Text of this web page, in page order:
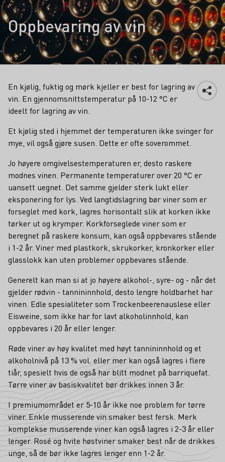
Oppbevaring av vin
En kjølig, fuktig og mørk kjeller er best for lagring av
vin. En gjennomsnittstemperatur på 10-12 °C er
ideelt for lagring av vin.
Et kjølig sted i hjemmet der temperaturen ikke svinger for
mye, vil også gjøre susen. Dette er ofte soverommet.
Jo høyere omgivelsestemperaturen er, desto raskere
modnes vinen. Permanente temperaturer over 20 °C er
uansett uegnet. Det samme gjelder sterk lukt eller
eksponering for lys. Ved langtidslagring bør viner som er
forseglet med kork, lagres horisontalt slik at korken ikke
tørker ut og krymper. Korkforseglede viner som er
beregnet på raskere konsum, kan også oppbevares stående
i 1-2 år. Viner med plastkork, skrukorker, kronkorker eller
glasslokk kan uten problemer oppbevares stående.
Generelt kan man si at jo høyere alkohol-, syre- og - når det
gjelder rødvin - tannininnhold, desto lengre holdbarhet har
vinen. Edle spesialiteter som Trockenbeerenauslese eller
Eisweine, som ikke har for lavt alkoholinnhold, kan
oppbevares i 20 år eller lenger.
Røde viner av høy kvalitet med høyt tannininnhold og et
alkoholnivå på 13 % vol. eller mer kan også lagres i flere
tiår, spesielt hvis de også har blitt modnet på barriquefat.
Tørre viner av basiskvalitet bør drikkes innen 3 år.
I premiumområdet er 5-10 år ikke noe problem for tørre
viner. Enkle musserende vin smaker best fersk. Merk
komplekse musserende viner kan også lagres i 2-3 år eller
lenger. Rosé og hvite høstviner smaker best når de drikkes
unge, så de bør ikke lagres lenger enn 1-2 år.